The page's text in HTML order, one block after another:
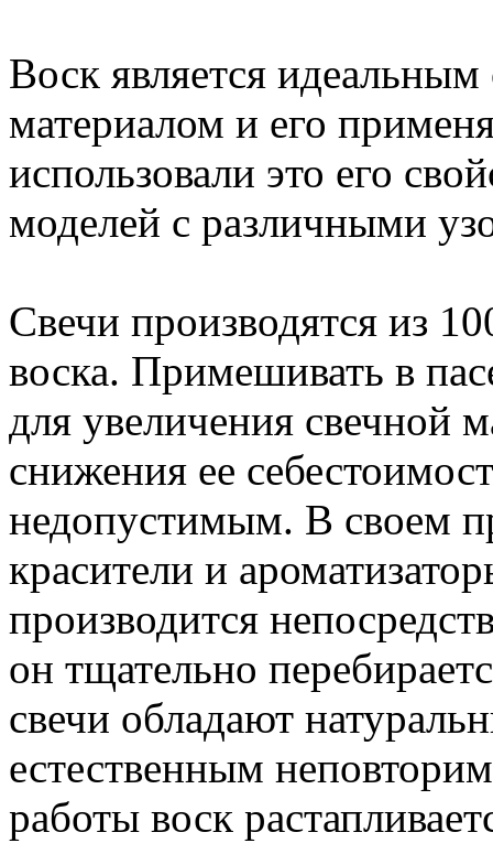
Воск является
материалом и его
использовали это его
моделей с различными
Свечи производятся из
воска. Примешивать в
для увеличения свечной
снижения ее
недопустимым. В своем
красители и
производится
он тщательно
свечи обладают
естественным
работы воск